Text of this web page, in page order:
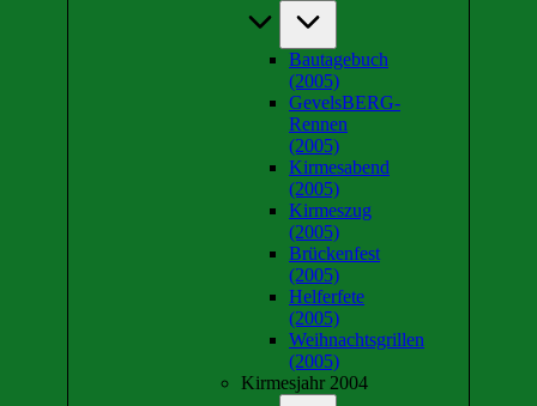
Bautagebuch
(2005)
GevelsBERG-
Rennen
(2005)
Kirmesabend
(2005)
Kirmeszug
(2005)
Brückenfest
(2005)
Helferfete
(2005)
Weihnachtsgrillen
(2005)
Kirmesjahr 2004